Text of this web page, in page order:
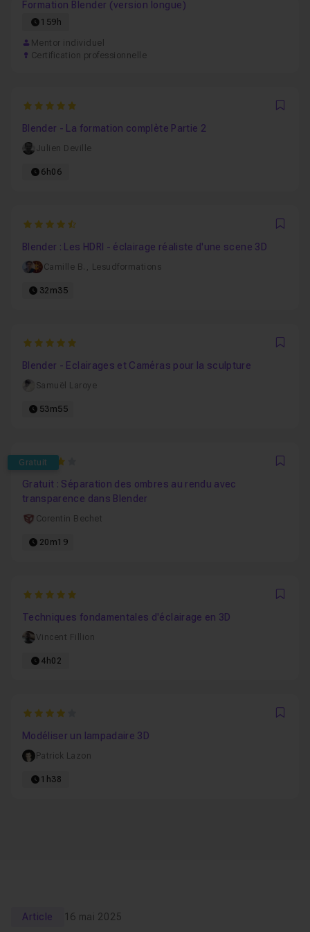
Formation Blender (version longue)
159h
Mentor individuel
Certification professionnelle
5
Blender - La formation complète Partie 2
Julien Deville
6h06
4.8
Blender : Les HDRI - éclairage réaliste d'une scene 3D
Camille B. , Lesudformations
32m35
5
Blender - Eclairages et Caméras pour la sculpture
Samuël Laroye
53m55
Gratuit
4
Gratuit : Séparation des ombres au rendu avec
transparence dans Blender
Corentin Bechet
20m19
5
Techniques fondamentales d'éclairage en 3D
Vincent Fillion
4h02
4
Modéliser un lampadaire 3D
Patrick Lazon
1h38
Article 16 mai 2025